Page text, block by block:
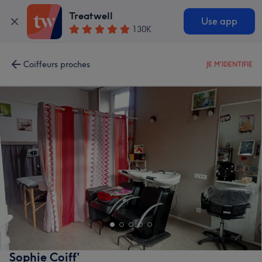
Treatwell
130K
Use app
Coiffeurs proches JE M'IDENTIFIE
Sophie Coiff'